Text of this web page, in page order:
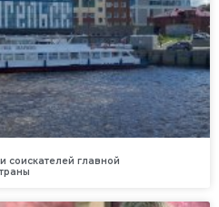
соискателей главной